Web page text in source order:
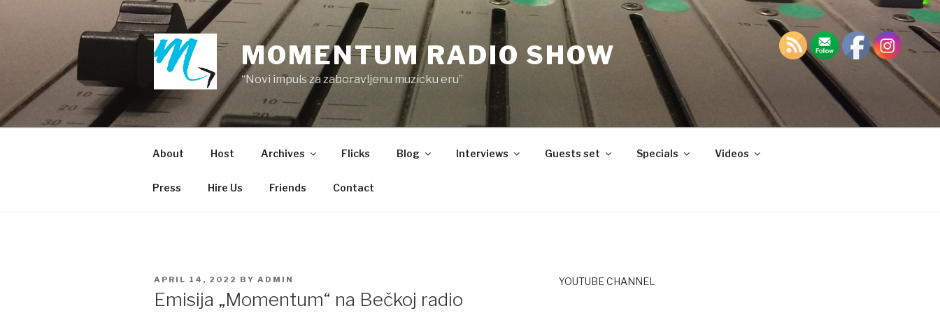
MOMENTUM RADIO SHOW
“Novi impuls za zaboravljenu muzicku eru”
About Host Archives Flicks Blog Interviews Guests set Specials Videos
Press Hire Us Friends Contact
POSTED
ON
APRIL 14, 2022 BY ADMIN
Emisija „Momentum“ na Bečkoj radio
YOUTUBE CHANNEL